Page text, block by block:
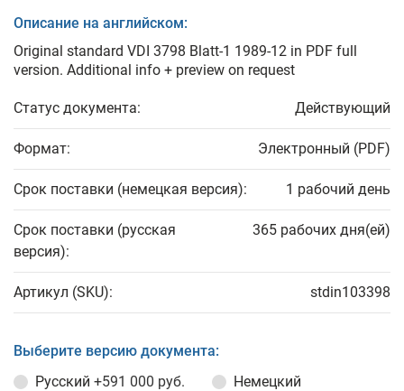
Описание на английском:
Original standard VDI 3798 Blatt-1 1989-12 in PDF full
version. Additional info + preview on request
Статус документа: Действующий
Формат: Электронный (PDF)
Срок поставки (немецкая версия): 1 рабочий день
Срок поставки (русская
версия):
365 рабочих дня(ей)
Артикул (SKU): stdin103398
Выберите версию документа:
Русский +591 000 руб. Немецкий